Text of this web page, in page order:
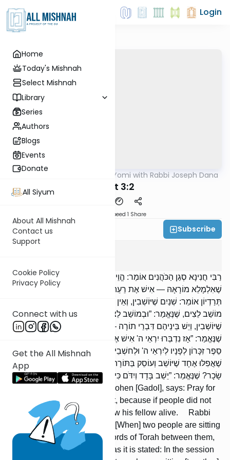
Home
Today's Mishnah
Select Mishnah
Library
Series
Authors
Blogs
Events
Donate
All Siyum
About All Mishnah
Contact us
Support
Cookie Policy
Privacy Policy
Connect with us
Get the All Mishnah
App
Login
Mishna Mishnah Yomi with Rabbi Joseph Dana
Avot 3:2
Speed 1 Share
Rabbi Joseph Dana Subscribe
רַבִּי חֲנִינָא סְגַן הַכֹּהֲנִים אוֹמֵר: הֱוֵי מִתְפַּלֵּל בִּשְׁלוֹמָהּ שֶׁל מַלְכוּת,
שֶׁאִלְמָלֵא מוֹרָאָהּ — אִישׁ אֶת רֵעֵהוּ חַיִּים בְּלָעוֹ. רַבִּי חֲנַנְיָא בֶּן
תְּרַדְיוֹן אוֹמֵר: שְׁנַיִם שֶׁיּוֹשְׁבִין, וְאֵין בֵּינֵיהֶן דִּבְרֵי תוֹרָה — הֲרֵי זֶה
מוֹשַׁב לֵצִים, שֶׁנֶּאֱמַר: ”וּבְמוֹשַׁב לֵצִים לֹא יָשָׁב”. אֲבָל שְׁנַיִם
שֶׁיּוֹשְׁבִין, וְיֵשׁ בֵּינֵיהֶם דִּבְרֵי תוֹרָה — שְׁכִינָה שְׁרוּיָה בֵינֵיהֶם,
שֶׁנֶּאֱמַר: ”אָז נִדְבְּרוּ יִרְאֵי ה' אִישׁ אֶל־רֵעֵהוּ, וַיַּקְשֵׁב ה' וַיִּשְׁמָע, וַיִּכָּתֵב
סֵפֶר זִכָּרוֹן לְפָנָיו לְיִרְאֵי ה' וּלְחשְׁבֵי שְׁמוֹ”. אֵין לִי אֶלָּא שְׁנַיִם, מִנַּיִן
שֶׁאֲפִלּוּ אֶחָד שֶׁיּוֹשֵׁב וְעוֹסֵק בַּתּוֹרָה, שֶׁהַקָּדוֹשׁ בָּרוּךְ הוּא קוֹבֵעַ לוֹ
שָׂכָר? שֶׁנֶּאֱמַר: ”יֵשֵׁב בָּדָד וְיִדֹּם כִּי נָטַל עָלָיו”.
Rabbi Chanina, the Deputy Kohen [Gadol], says: Pray for
the welfare of the government, because if people did not
fear it, a person would swallow his fellow alive. Rabbi
Chanania ben Tradyon says: [When] two people are sitting
[together] and there are no words of Torah between them,
this is a session of scorners, as it is stated: In the session